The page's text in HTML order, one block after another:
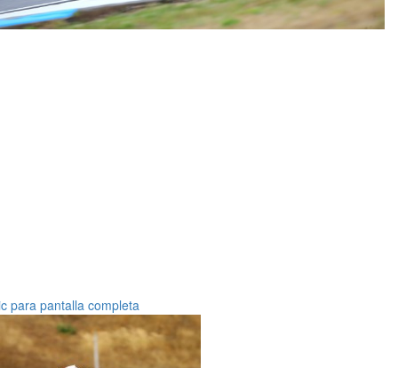
para pantalla completa